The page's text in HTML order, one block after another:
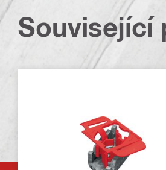
Související